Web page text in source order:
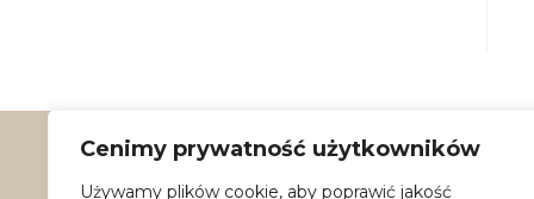
Cenimy prywatność użytkowników
Używamy plików cookie, aby poprawić jakość